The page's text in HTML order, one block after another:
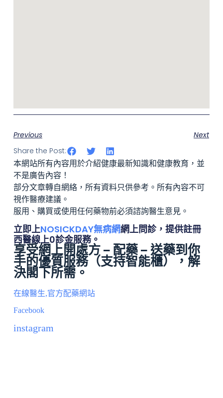
Previous
Next
Share the Post:
本網站所有內容用於介紹健康最新知識和健康教育，並
不是廣告內容！
部分文章轉自網絡，所有資料只供參考。所有內容不可
視作醫療建議。
服用、購買或使用任何藥物前必須諮詢醫生意見。
立即上NOSICKDAY無病網網上問診，提供註冊
西醫線上0診金服務。
享受網上開處方 – 配藥 – 送藥到你
手的優質服務（支持智能櫃），解
決閣下所需。
在線醫生,官方配藥網站
Facebook
instagram